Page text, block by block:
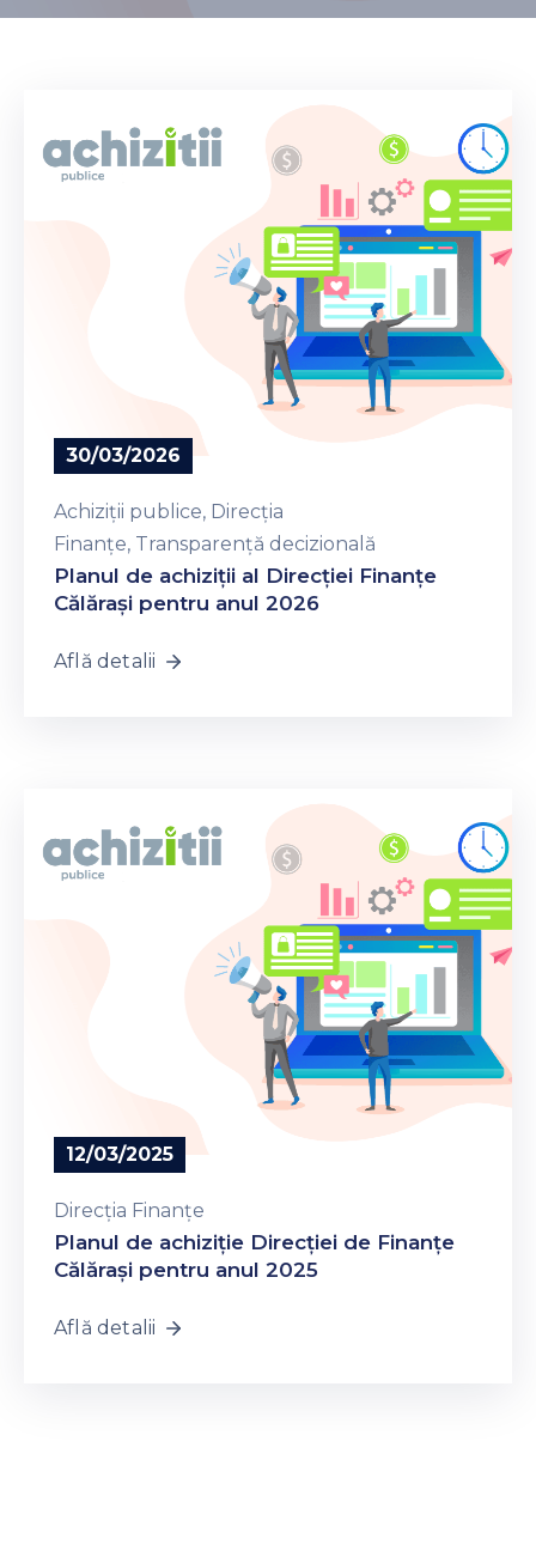
30/03/2026
Achiziții publice‚ Direcția
Finanțe‚ Transparență decizională
Planul de achiziții al Direcției Finanțe
Călărași pentru anul 2026
Află detalii
12/03/2025
Direcția Finanțe
Planul de achiziție Direcției de Finanțe
Călărași pentru anul 2025
Află detalii